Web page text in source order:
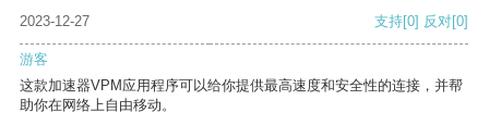
2023-12-27 支持[0] 反对[0]
游客
这款加速器VPM应用程序可以给你提供最高速度和安全性的连接，并帮
助你在网络上自由移动。